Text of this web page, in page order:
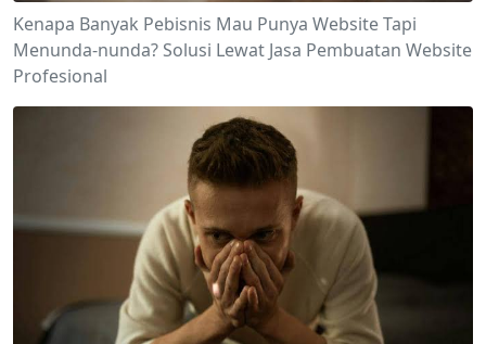
Kenapa Banyak Pebisnis Mau Punya Website Tapi
Menunda-nunda? Solusi Lewat Jasa Pembuatan Website
Profesional